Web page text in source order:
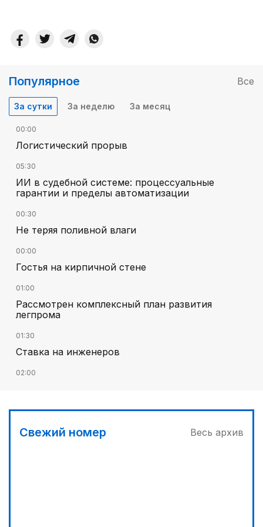
Популярное Все
За сутки За неделю За месяц
00:00
Логистический прорыв
05:30
ИИ в судебной системе: процессуальные
гарантии и пределы автоматизации
00:30
Не теряя поливной влаги
00:00
Гостья на кирпичной стене
01:00
Рассмотрен комплексный план развития
легпрома
01:30
Ставка на инженеров
02:00
02:30
Программа модернизации – в действии
Свежий номер Весь архив